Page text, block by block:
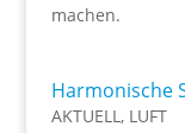
machen.
Harmonische
AKTUELL , LUFT